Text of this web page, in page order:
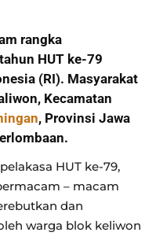
rangka
HUT ke-79
(RI). Masyarakat
Kecamatan
, Provinsi Jawa
HUT ke-79,
– macam
dan
warga blok keliwon